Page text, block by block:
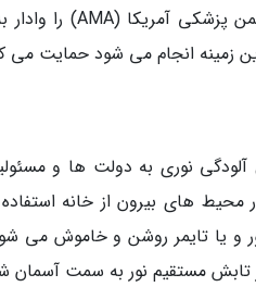
زمینه انجام می شود حمایت می
آلودگی نوری به دولت ها و
محیط های بیرون از خانه
و یا تایمر روشن و خاموش می
تابش مستقیم نور به سمت آسمان